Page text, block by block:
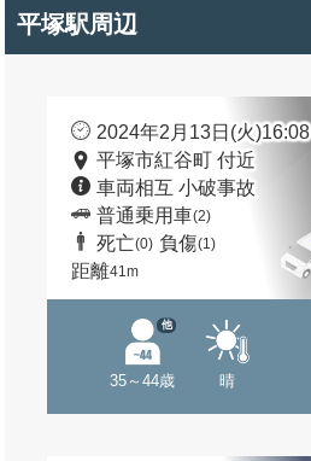
平塚駅周辺
2024年2月13日(火)16:08
平塚市紅谷町 付近
車両相互 小破事故
普通乗用車(2)
死亡(0) 負傷(1)
距離41m
35～44歳
他
晴